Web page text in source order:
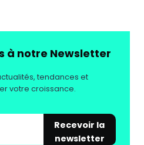
à notre Newsletter
tendances et
votre croissance.
Recevoir la
newsletter